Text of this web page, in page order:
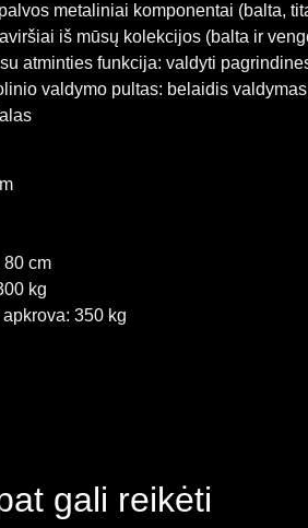
metaliniai komponentai (balta,
iš mūsų kolekcijos (balta ir
atminties funkcija: valdyti
valdymo pultas: belaidis
80 cm
kg
350 kg
gali reikėti